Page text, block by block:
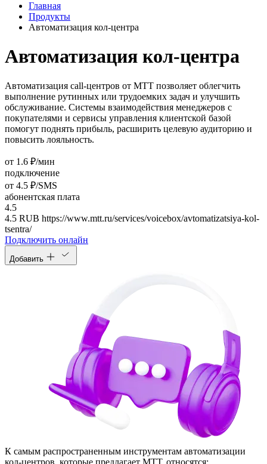
Главная
Продукты
Автоматизация кол‑центра
Автоматизация кол‑центра
Автоматизация call-центров от МТТ позволяет облегчить
выполнение рутинных или трудоемких задач и улучшить
обслуживание. Системы взаимодействия менеджеров с
покупателями и сервисы управления клиентской базой
помогут поднять прибыль, расширить целевую аудиторию и
повысить лояльность.
от 1.6 ₽/мин
подключение
от 4.5 ₽/SMS
абонентская плата
4.5
4.5 RUB https://www.mtt.ru/services/voicebox/avtomatizatsiya-kol-
tsentra/
Подключить онлайн
Добавить
К самым распространенным инструментам автоматизации
кол‑центров, которые предлагает МТТ, относятся: